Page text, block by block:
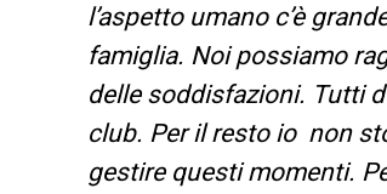
l’aspetto umano c’è
famiglia. Noi possiamo
delle soddisfazioni. Tutti
club. Per il resto io non
gestire questi momenti.